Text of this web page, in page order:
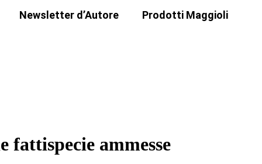
Newsletter d’Autore Prodotti Maggioli
ammesse